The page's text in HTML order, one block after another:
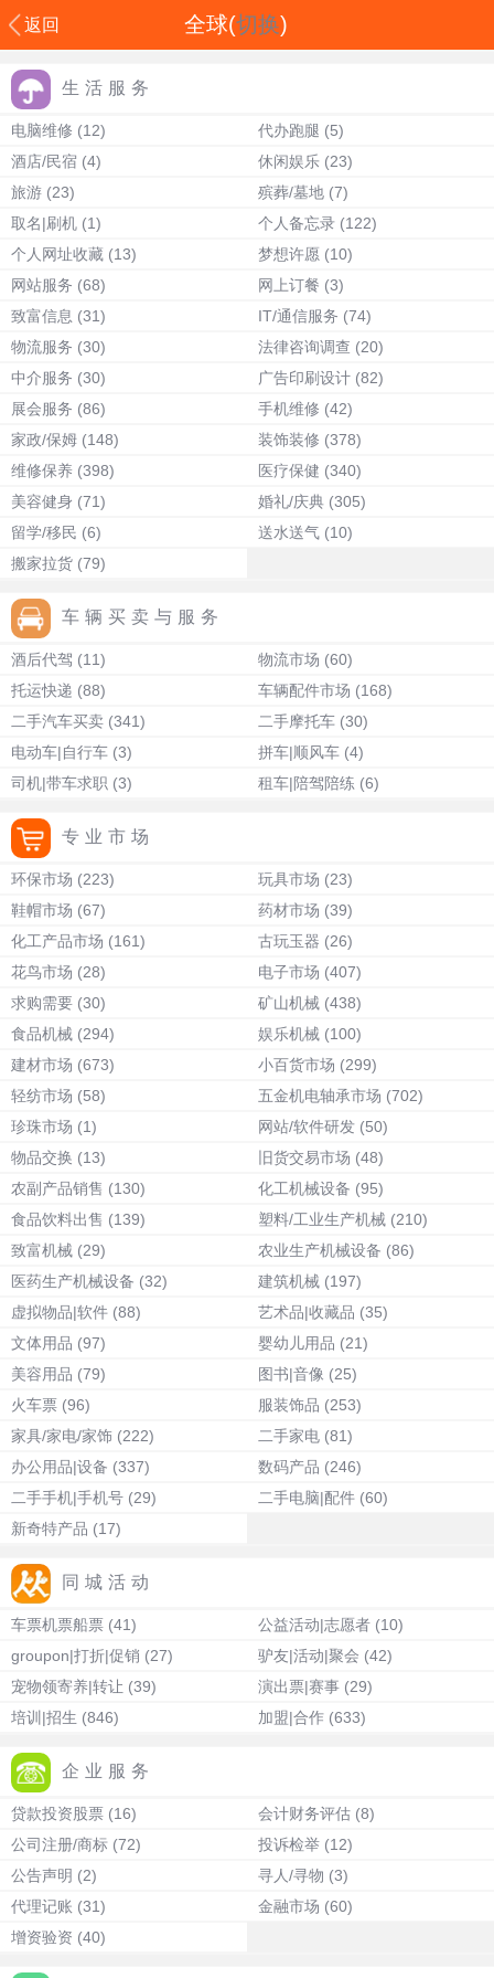
返回 全球(切换)
生活服务
电脑维修 (12) 代办跑腿 (5)
酒店/民宿 (4) 休闲娱乐 (23)
旅游 (23) 殡葬/墓地 (7)
取名|刷机 (1) 个人备忘录 (122)
个人网址收藏 (13) 梦想许愿 (10)
网站服务 (68) 网上订餐 (3)
致富信息 (31) IT/通信服务 (74)
物流服务 (30) 法律咨询调查 (20)
中介服务 (30) 广告印刷设计 (82)
展会服务 (86) 手机维修 (42)
家政/保姆 (148) 装饰装修 (378)
维修保养 (398) 医疗保健 (340)
美容健身 (71) 婚礼/庆典 (305)
留学/移民 (6) 送水送气 (10)
搬家拉货 (79)
车辆买卖与服务
酒后代驾 (11) 物流市场 (60)
托运快递 (88) 车辆配件市场 (168)
二手汽车买卖 (341) 二手摩托车 (30)
电动车|自行车 (3) 拼车|顺风车 (4)
司机|带车求职 (3) 租车|陪驾陪练 (6)
专业市场
环保市场 (223) 玩具市场 (23)
鞋帽市场 (67) 药材市场 (39)
化工产品市场 (161) 古玩玉器 (26)
花鸟市场 (28) 电子市场 (407)
求购需要 (30) 矿山机械 (438)
食品机械 (294) 娱乐机械 (100)
建材市场 (673) 小百货市场 (299)
轻纺市场 (58) 五金机电轴承市场 (702)
珍珠市场 (1) 网站/软件研发 (50)
物品交换 (13) 旧货交易市场 (48)
农副产品销售 (130) 化工机械设备 (95)
食品饮料出售 (139) 塑料/工业生产机械 (210)
致富机械 (29) 农业生产机械设备 (86)
医药生产机械设备 (32) 建筑机械 (197)
虚拟物品|软件 (88) 艺术品|收藏品 (35)
文体用品 (97) 婴幼儿用品 (21)
美容用品 (79) 图书|音像 (25)
火车票 (96) 服装饰品 (253)
家具/家电/家饰 (222) 二手家电 (81)
办公用品|设备 (337) 数码产品 (246)
二手手机|手机号 (29) 二手电脑|配件 (60)
新奇特产品 (17)
同城活动
车票机票船票 (41) 公益活动|志愿者 (10)
groupon|打折|促销 (27) 驴友|活动|聚会 (42)
宠物领寄养|转让 (39) 演出票|赛事 (29)
培训|招生 (846) 加盟|合作 (633)
企业服务
贷款投资股票 (16) 会计财务评估 (8)
公司注册/商标 (72) 投诉检举 (12)
公告声明 (2) 寻人/寻物 (3)
代理记账 (31) 金融市场 (60)
增资验资 (40)